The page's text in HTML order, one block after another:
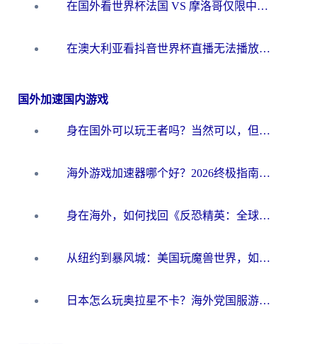
在国外看世界杯法国 VS 摩洛哥仅限中国大陆？别让地域限制拦下你的欢呼
在澳大利亚看抖音世界杯直播无法播放？海外党体育观赛终极指南来了！
国外加速国内游戏
身在国外可以玩王者吗？当然可以，但你需要这份“加速”指南
海外游戏加速器哪个好？2026终极指南帮你畅玩国服+解决卡顿难题
身在海外，如何找回《反恐精英：全球攻势》国服的丝滑手感？一份给你的终极指南
从纽约到暴风城：美国玩魔兽世界，如何找到你的最佳网络航线
日本怎么玩奥拉星不卡？海外党国服游戏加速器选择全攻略